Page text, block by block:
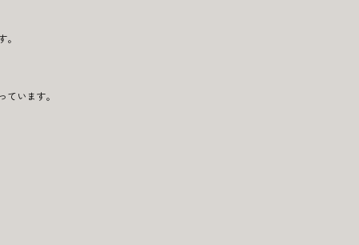
います。